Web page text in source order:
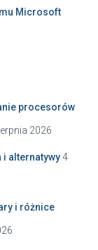
Microsoft
procesorów
2026
i alternatywy4
i różnice